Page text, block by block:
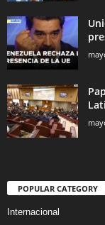
POPULAR CATEGORY
Internacional